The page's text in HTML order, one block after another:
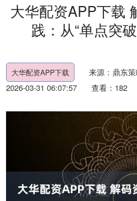
大华配资APP下载
践：从“单点突
大华配资APP下载 来源：鼎东
2026-03-31 06:07:57
查看：182